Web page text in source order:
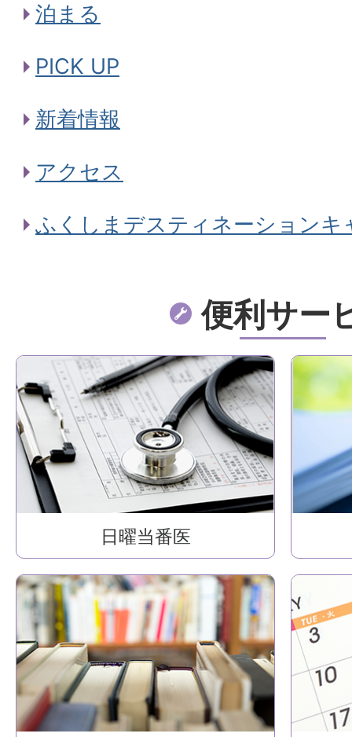
泊まる
PICK UP
新着情報
アクセス
ふくしまデスティネーションキ
便利サー
日曜当番医